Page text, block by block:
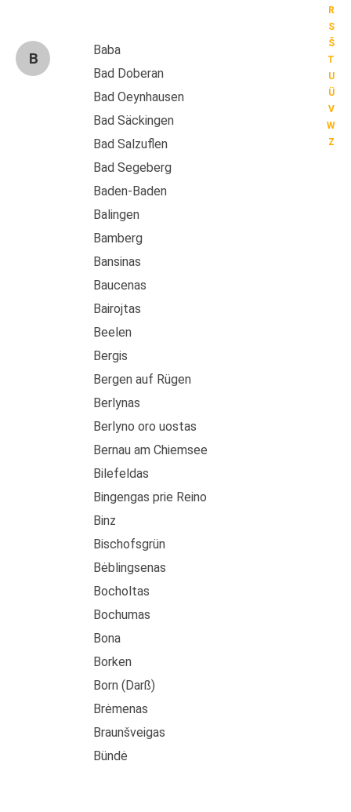
R
S
Š
T
U
Ü
V
W
Z
B
Baba
Bad Doberan
Bad Oeynhausen
Bad Säckingen
Bad Salzuflen
Bad Segeberg
Baden-Baden
Balingen
Bamberg
Bansinas
Baucenas
Bairojtas
Beelen
Bergis
Bergen auf Rügen
Berlynas
Berlyno oro uostas
Bernau am Chiemsee
Bilefeldas
Bingengas prie Reino
Binz
Bischofsgrün
Bėblingsenas
Bocholtas
Bochumas
Bona
Borken
Born (Darß)
Brėmenas
Braunšveigas
Bündė